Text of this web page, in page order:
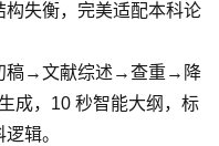
失衡，完美适配本科论
稿→文献综述→查重→降
成，10 秒智能大纲，标
辑。